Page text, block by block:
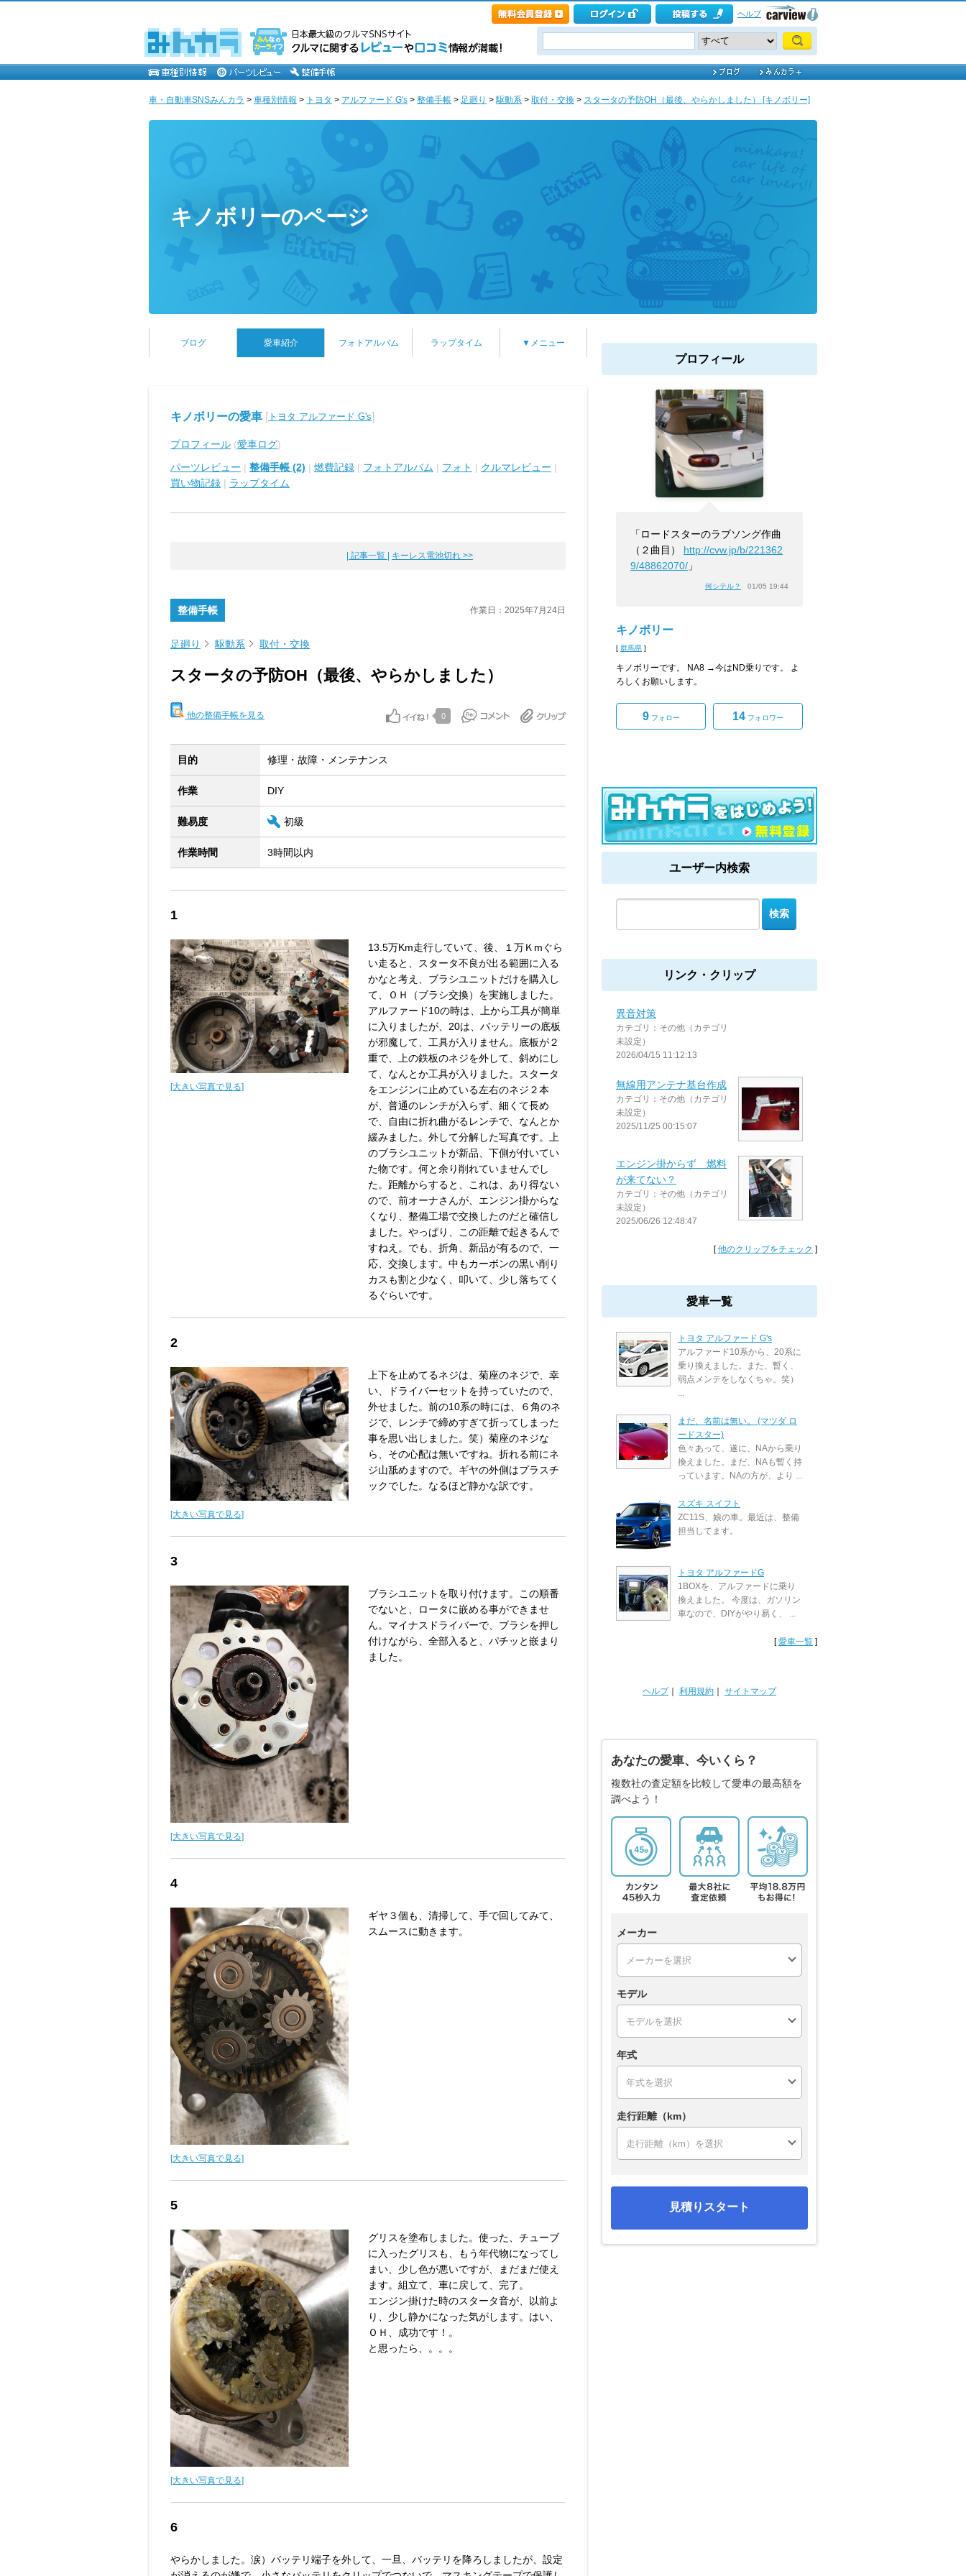
ヘルプ
車・自動車SNSみんカラ > 車種別情報 > トヨタ > アルファード G's > 整備手帳 > 足廻り >駆動系 > 取付・交換 > スタータの予防OH（最後、やらかしました） [キノボリー]
キノボリーのページ
ブログ 愛車紹介 フォトアルバム ラップタイム ▼メニュー
キノボリーの愛車 [ トヨタ アルファード G's]
プロフィール (愛車ログ)
パーツレビュー | 整備手帳 (2) | 燃費記録 | フォトアルバム | フォト | クルマレビュー |
買い物記録 | ラップタイム
| 記事一覧 | キーレス電池切れ >>
整備手帳 作業日：2025年7月24日
足廻り 駆動系 取付・交換
スタータの予防OH（最後、やらかしました）
他の整備手帳を見る 0
目的 修理・故障・メンテナンス
作業 DIY
難易度 初級
作業時間 3時間以内
1
[大きい写真で見る]
13.5万Km走行していて、後、１万Ｋmぐら
い走ると、スタータ不良が出る範囲に入る
かなと考え、ブラシユニットだけを購入し
て、ＯＨ（ブラシ交換）を実施しました。
アルファード10の時は、上から工具が簡単
に入りましたが、20は、バッテリーの底板
が邪魔して、工具が入りません。底板が２
重で、上の鉄板のネジを外して、斜めにし
て、なんとか工具が入りました。スタータ
をエンジンに止めている左右のネジ２本
が、普通のレンチが入らず、細くて長め
で、自由に折れ曲がるレンチで、なんとか
緩みました。外して分解した写真です。上
のブラシユニットが新品、下側が付いてい
た物です。何と余り削れていませんでし
た。距離からすると、これは、あり得ない
ので、前オーナさんが、エンジン掛からな
くなり、整備工場で交換したのだと確信し
ました。やっぱり、この距離で起きるんで
すねえ。でも、折角、新品が有るので、一
応、交換します。中もカーボンの黒い削り
カスも割と少なく、叩いて、少し落ちてく
るぐらいです。
2
[大きい写真で見る]
上下を止めてるネジは、菊座のネジで、幸
い、ドライバーセットを持っていたので、
外せました。前の10系の時には、６角のネ
ジで、レンチで締めすぎて折ってしまった
事を思い出しました。笑）菊座のネジな
ら、その心配は無いですね。折れる前にネ
ジ山舐めますので。ギヤの外側はプラスチ
ックでした。なるほど静かな訳です。
3
[大きい写真で見る]
ブラシユニットを取り付けます。この順番
でないと、ロータに嵌める事ができませ
ん。マイナスドライバーで、ブラシを押し
付けながら、全部入ると、パチッと嵌まり
ました。
4
[大きい写真で見る]
ギヤ３個も、清掃して、手で回してみて、
スムースに動きます。
5
[大きい写真で見る]
グリスを塗布しました。使った、チューブ
に入ったグリスも、もう年代物になってし
まい、少し色が悪いですが、まだまだ使え
ます。組立て、車に戻して、完了。
エンジン掛けた時のスタータ音が、以前よ
り、少し静かになった気がします。はい、
ＯＨ、成功です！。
と思ったら、。。。
6
やらかしました。涙）バッテリ端子を外して、一旦、バッテリを降ろしましたが、設定
プロフィール
「ロードスターのラブソング作曲
（２曲目） http://cvw.jp/b/221362
9/48862070/ 」
何シテル？ 01/05 19:44
キノボリー
[ 群馬県 ]
キノボリーです。 NA8 →今はND乗りです。 よ
ろしくお願いします。
9フォロー 14 フォロワー
ユーザー内検索
リンク・クリップ
異音対策
カテゴリ：その他（カテゴリ
未設定）
2026/04/15 11:12:13
無線用アンテナ基台作成
カテゴリ：その他（カテゴリ
未設定）
2025/11/25 00:15:07
エンジン掛からず 燃料
が来てない？
カテゴリ：その他（カテゴリ
未設定）
2025/06/26 12:48:47
[他のクリップをチェック ]
愛車一覧
トヨタ アルファード G's
アルファード10系から、20系に
乗り換えました。また、暫く、
弱点メンテをしなくちゃ。笑）
...
まだ、名前は無い。 (マツダ ロ
ードスター)
色々あって、遂に、NAから乗り
換えました。まだ、NAも暫く持
っています。NAの方が、より ...
スズキ スイフト
ZC11S、娘の車。最近は、整備
担当してます。
トヨタ アルファードG
1BOXを、アルファードに乗り
換えました。 今度は、ガソリン
車なので、DIYがやり易く、 ...
[愛車一覧 ]
ヘルプ｜ 利用規約 サイトマップ
あなたの愛車、今いくら？
複数社の査定額を比較して愛車の最高額を
調べよう！
メーカー
モデル
年式
走行距離（km）
見積りスタート